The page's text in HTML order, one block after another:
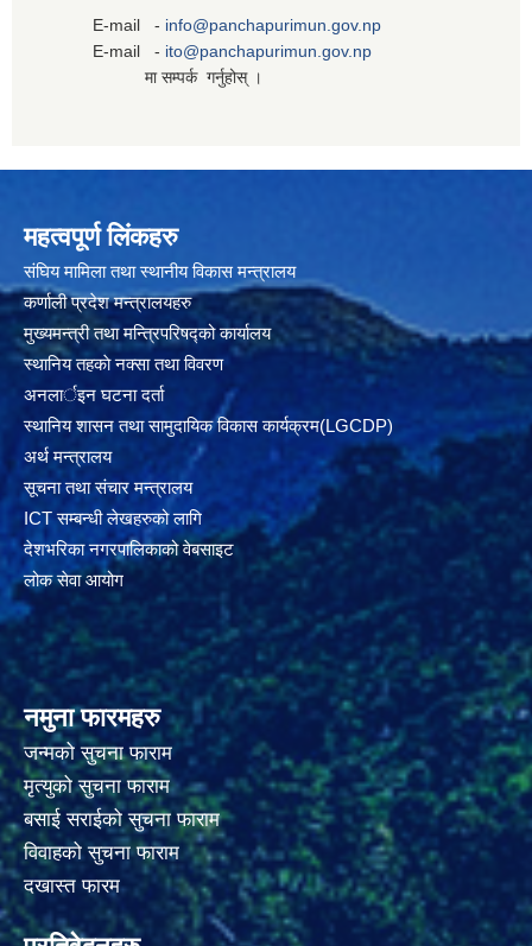
E-mail - info@panchapurimun.gov.np
E-mail - ito@panchapurimun.gov.np
मा सम्पर्क गर्नुहोस् ।
महत्वपूर्ण लिंकहरु
संघिय मामिला तथा स्थानीय विकास मन्त्रालय
कर्णाली प्रदेश मन्त्रालयहरु
मुख्यमन्त्री तथा मन्त्रिपरिषद्को कार्यालय
स्थानिय तहकाे नक्सा तथा विवरण
अनलार्इन घटना दर्ता
स्थानिय शासन तथा सामुदायिक विकास कार्यक्रम(LGCDP)
अर्थ मन्त्रालय
सूचना तथा संचार मन्त्रालय
ICT सम्बन्धी लेखहरुको लागि
देशभरिका नगरपालिकाको वेबसाइट
लोक सेवा आयोग
नमुना फारमहरु
जन्मको सुचना फाराम
मृत्युको सुचना फाराम
बसाई सराईको सुचना फाराम
विवाहको सुचना फाराम
दखास्त फारम